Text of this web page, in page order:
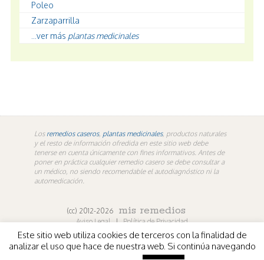
Poleo
Zarzaparrilla
...ver más plantas medicinales
Los remedios caseros, plantas medicinales, productos naturales
y el resto de información ofredida en este sitio web debe
tenerse en cuenta únicamente con fines informativos. Antes de
poner en práctica cualquier remedio casero se debe consultar a
un médico, no siendo recomendable el autodiagnóstico ni la
automedicación.
(cc) 2012-2026 mis remedios
Aviso Legal | Política de Privacidad
En los contenidos propios de misremedios. En vídeos y
fotografías de terceros aplica la licencia de sus
Este sitio web utiliza cookies de terceros con la finalidad de
analizar el uso que hace de nuestra web. Si continúa navegando